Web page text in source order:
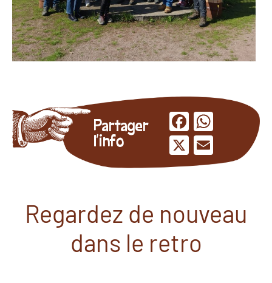
Partager
l'info
Facebook
X
Email
Regardez de nouveau
dans le retro